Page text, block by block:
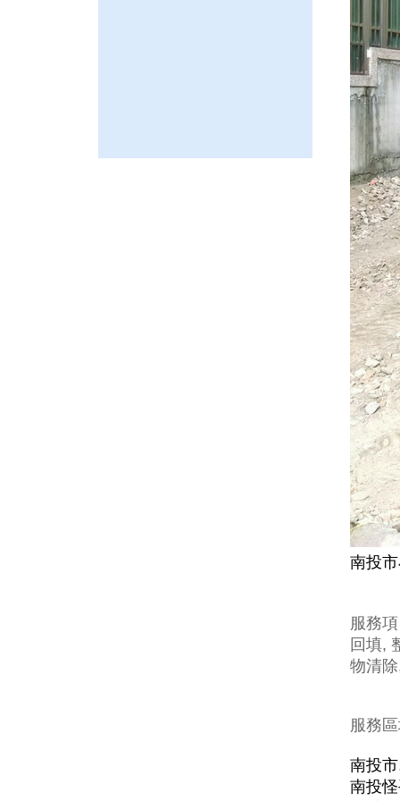
南投
服務
回填,
物清
服務
南投市
南投